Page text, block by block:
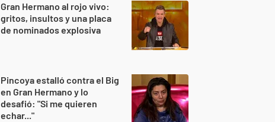
Gran Hermano al rojo vivo:
gritos, insultos y una placa
de nominados explosiva
Pincoya estalló contra el Big
en Gran Hermano y lo
desafió: "Si me quieren
echar..."